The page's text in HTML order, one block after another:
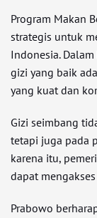
Program Makan
strategis untuk
Indonesia.
gizi yang baik
yang kuat dan
Gizi seimbang
tetapi juga pada
karena itu,
dapat
Prabowo